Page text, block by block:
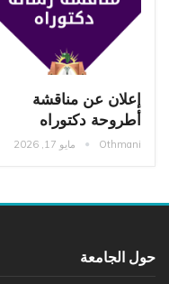
إعلان عن مناقشة
أطروحة دكتوراه
Othmani مايو 17, 2026
حول الجامعة